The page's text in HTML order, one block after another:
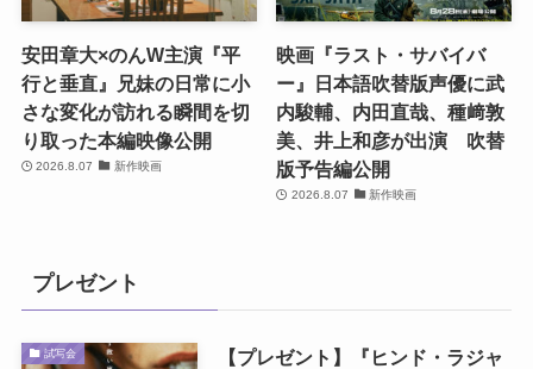
安田章大×のんW主演『平
行と垂直』兄妹の日常に小
さな変化が訪れる瞬間を切
り取った本編映像公開
2026.8.07 新作映画
映画『ラスト・サバイバ
ー』日本語吹替版声優に武
内駿輔、内田直哉、種﨑敦
美、井上和彦が出演 吹替
版予告編公開
2026.8.07 新作映画
プレゼント
試写会
【プレゼント】『ヒンド・ラジャ